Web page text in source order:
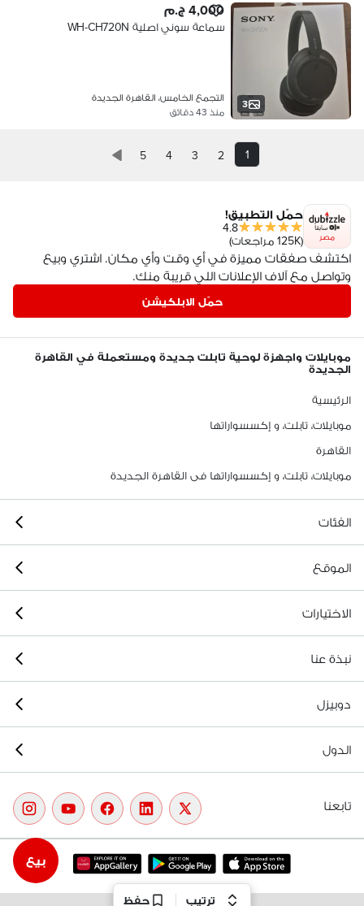
3
4,000 ج.م
سماعة سوني اصلية WH-CH720N
التجمع الخامس، القاهرة الجديدة
منذ 43 دقائق
1
2
3
4
5
بيع
ترتيب حفظ
مصر
حمّل التطبيق!
4.8
(125K مراجعات)
اكتشف صفقات مميزة في أي وقت وأي مكان. اشتري وبيع
وتواصل مع آلاف الإعلانات اللي قريبة منك.
حمّل الابلكيشن
موبايلات واجهزة لوحية تابلت جديدة ومستعملة في القاهرة
الجديدة
الرئيسية
موبايلات، تابلت، و إكسسواراتها
القاهرة
موبايلات، تابلت، و إكسسواراتها فى القاهرة الجديدة
الفئات
الموقع
الاختيارات
نبذة عنا
دوبيزل
الدول
تابعنا